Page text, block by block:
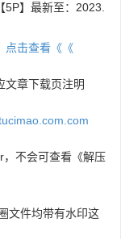
5P】最新至：2023.
点击查看《《
文章下载页注明
不会可查看《解压
文件均带有水印这